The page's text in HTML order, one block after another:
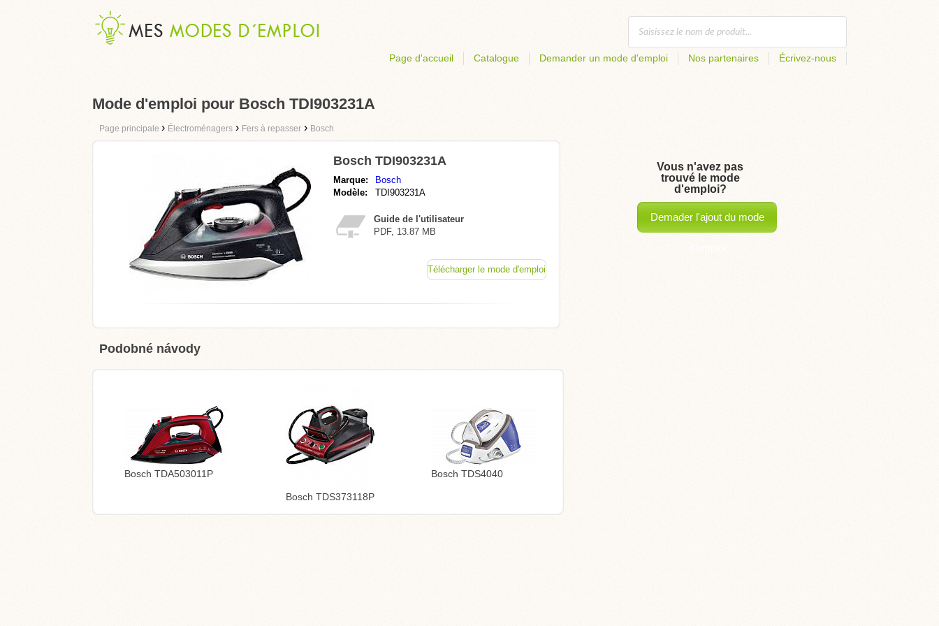
Page d'accueil Catalogue Demander un mode d'emploi Nos partenaires Écrivez-nous
Mode d'emploi pour Bosch TDI903231A
Page principale › Électroménagers › Fers à repasser › Bosch
Bosch TDI903231A
Marque:
Bosch
Modèle:
TDI903231A
Guide de l'utilisateur
PDF, 13.87 MB
Télécharger le mode d'emploi
Podobné návody
Bosch TDA503011P
Bosch TDS373118P
Bosch TDS4040
Vous n'avez pas
trouvé le mode
d'emploi?
Demader l'ajout du mode